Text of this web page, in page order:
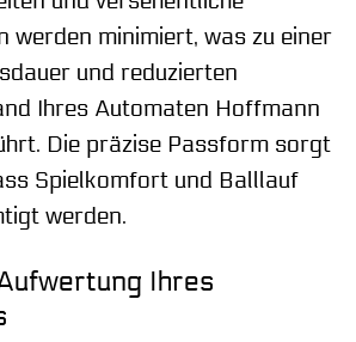
werden minimiert, was zu einer
und reduzierten
Ihres Automaten Hoffmann
Die präzise Passform sorgt
Spielkomfort und Balllauf
werden.
Ihres